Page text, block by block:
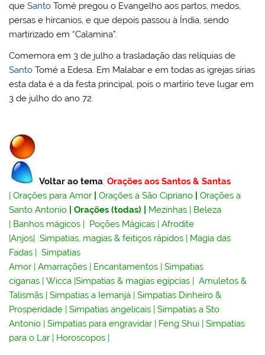
queSanto Tomé pregou o Evangelho aos partos, medos,
persas e hircanios, e que depois passou à Índia, sendo
martirizado em “Calamina”.
Comemora em 3 de julho a trasladação das relíquias de
Santo Tomé a Edesa. Em Malabar e em todas as igrejas sírias
esta data é a da festa principal, pois o martírio teve lugar em
3 de julho do ano 72.
Voltar ao tema:Orações aos Santos & Santas
|Orações para Amor Orações a São Cipriano |Orações a
Santo Antonio
|Orações (todas) Mezinhas | Beleza
| Banhos mágicos | Poções Mágicas |Afrodite
|Anjos|Simpatias, magias & feitiços rápidos | Magia das
Fadas |Simpatias
Amor |Amarrações | Encantamentos |Simpatias
ciganas |Wicca |Simpatias & magias egípcias |Amuletos &
Talismãs |Simpatias a Iemanjá |Simpatias Dinheiro &
Prosperidade |Simpatias angelicais |Simpatias a Sto
Antonio |Simpatias para engravidar | Feng Shui |Simpatias
para o Lar | Horoscopos |